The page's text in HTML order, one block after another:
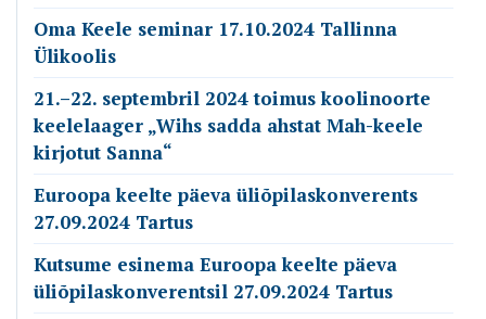
Oma Keele seminar 17.10.2024 Tallinna
Ülikoolis
21.–22. septembril 2024 toimus koolinoorte
keelelaager „Wihs sadda ahstat Mah-keele
kirjotut Sanna“
Euroopa keelte päeva üliõpilaskonverents
27.09.2024 Tartus
Kutsume esinema Euroopa keelte päeva
üliõpilaskonverentsil 27.09.2024 Tartus